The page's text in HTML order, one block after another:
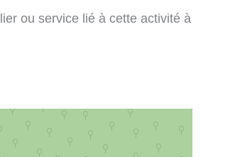
ou service lié à cette activité à